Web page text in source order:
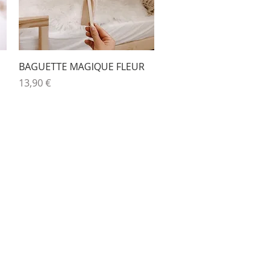
Aperçu rapide
BAGUETTE MAGIQUE FLEUR
Prix
13,90 €